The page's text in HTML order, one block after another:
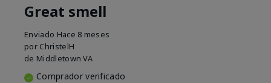
Great smell
Enviado Hace 8 meses
por ChristelH
de Middletown VA
Comprador verificado